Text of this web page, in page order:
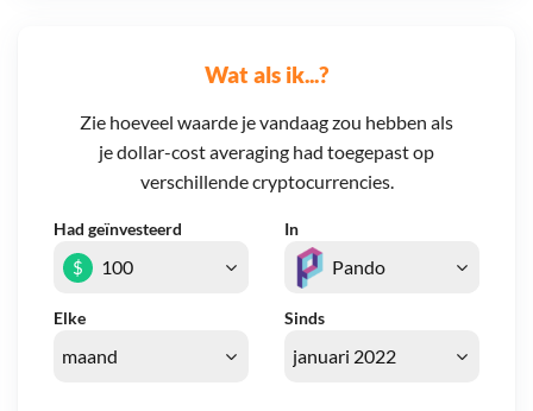
Wat als ik...?
Zie hoeveel waarde je vandaag zou hebben als
je dollar-cost averaging had toegepast op
verschillende cryptocurrencies.
Had geïnvesteerd In
Elke Sinds
$